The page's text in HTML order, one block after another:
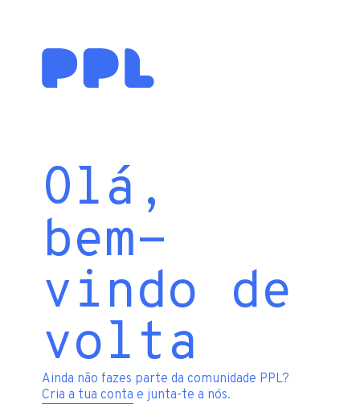
Olá,
bem-
vindo de
volta
Ainda não fazes parte da comunidade PPL?
Cria a tua conta e junta-te a nós.